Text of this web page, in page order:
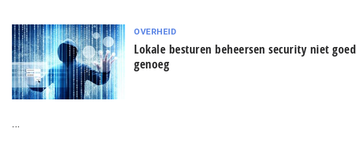
OVERHEID
Lokale besturen beheersen security niet goed
genoeg
...